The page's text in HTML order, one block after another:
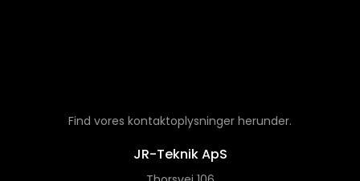
Find vores kontaktoplysninger herunder.
JR-Teknik ApS